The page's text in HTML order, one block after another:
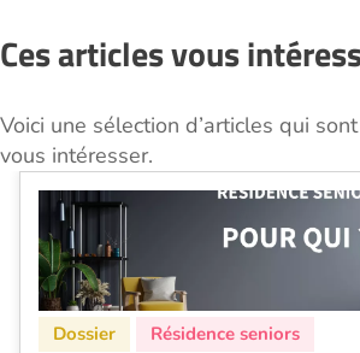
Ces articles vous
Voici une sélection d’articles qui
vous intéresser.